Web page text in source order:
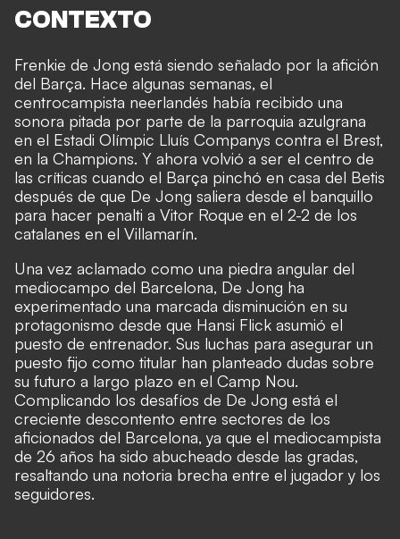
CONTEXTO
Frenkie de Jong está siendo señalado por la afición
del Barça. Hace algunas semanas, el
centrocampista neerlandés había recibido una
sonora pitada por parte de la parroquia azulgrana
en el Estadi Olímpic Lluís Companys contra el Brest,
en la Champions. Y ahora volvió a ser el centro de
las críticas cuando el Barça pinchó en casa del Betis
después de que De Jong saliera desde el banquillo
para hacer penalti a Vitor Roque en el 2-2 de los
catalanes en el Villamarín.
Una vez aclamado como una piedra angular del
mediocampo del Barcelona, De Jong ha
experimentado una marcada disminución en su
protagonismo desde que Hansi Flick asumió el
puesto de entrenador. Sus luchas para asegurar un
puesto fijo como titular han planteado dudas sobre
su futuro a largo plazo en el Camp Nou.
Complicando los desafíos de De Jong está el
creciente descontento entre sectores de los
aficionados del Barcelona, ya que el mediocampista
de 26 años ha sido abucheado desde las gradas,
resaltando una notoria brecha entre el jugador y los
seguidores.